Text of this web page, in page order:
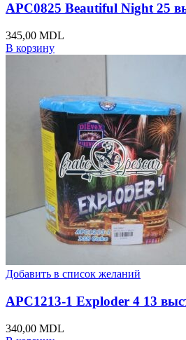
APC0825 Beautiful Night 25
345,00 MDL
В корзину
Добавить в список желаний
APC1213-1 Exploder 4 13
340,00 MDL